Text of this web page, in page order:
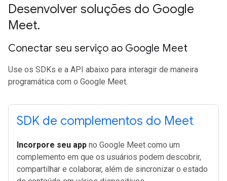
Desenvolver soluções do Google
Meet.
Conectar seu serviço ao Google Meet
Use os SDKs e a API abaixo para interagir de maneira
programática com o Google Meet.
SDK de complementos do Meet
Incorpore seu app no Google Meet como um
complemento em que os usuários podem descobrir,
compartilhar e colaborar, além de sincronizar o estado